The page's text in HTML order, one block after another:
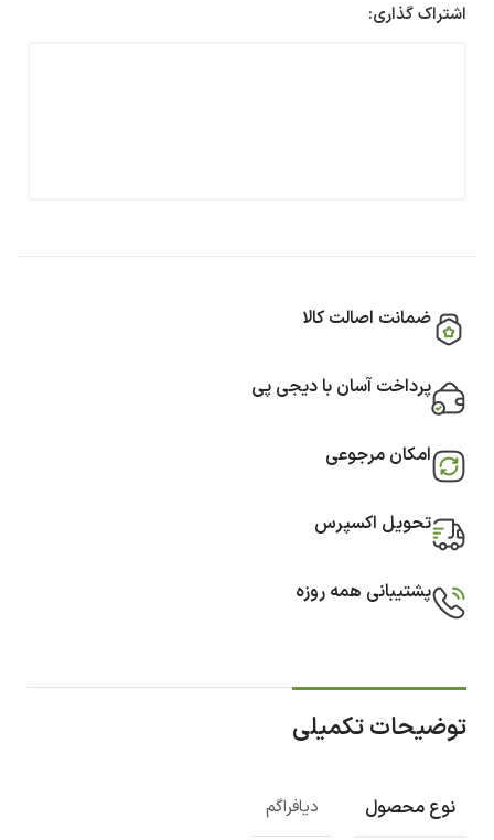
اشتراک گذاری:
ضمانت اصالت کالا
پرداخت آسان با دیجی پی
امکان مرجوعی
تحویل اکسپرس
پشتیبانی همه روزه
توضیحات تکمیلی
نوع محصول دیافراگم